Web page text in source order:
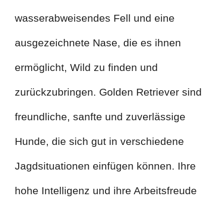
wasserabweisendes Fell und eine
ausgezeichnete Nase, die es ihnen
ermöglicht, Wild zu finden und
zurückzubringen. Golden Retriever sind
freundliche, sanfte und zuverlässige
Hunde, die sich gut in verschiedene
Jagdsituationen einfügen können. Ihre
hohe Intelligenz und ihre Arbeitsfreude